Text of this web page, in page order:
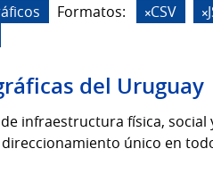
Formatos: CSV
del Uruguay
infraestructura física, social
único en